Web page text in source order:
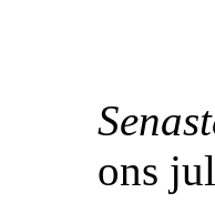
ons